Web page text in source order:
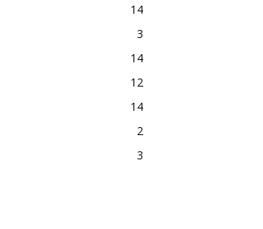
14
3
14
12
14
2
3